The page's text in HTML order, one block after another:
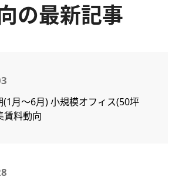
の最新記事
月～6月) 小規模オフィス(50坪
賃料動向